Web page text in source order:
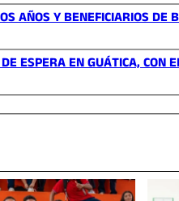
AÑOS Y BENEFICIARIOS DE
ESPERA EN GUÁTICA, CON